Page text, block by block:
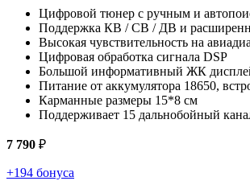
Цифровой тюнер с ручным и
Поддержка КВ / СВ / ДВ и
Высокая чувствительность на
Цифровая обработка сигнала DSP
Большой информативный ЖК
Питание от аккумулятора 18650,
Карманные размеры 15*8 см
Поддерживает 15 дальнобойный
7 790 ₽
+194 бонуса